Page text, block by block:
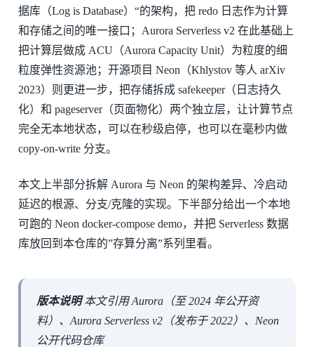
据库（Log is Database）“的架构，把 redo 日志作为计算
和存储之间的唯一接口；Aurora Serverless v2 在此基础上
把计算层做成 ACU（Aurora Capacity Unit）为粒度的细
粒度弹性资源池；开源项目 Neon（Khlystov 等人 arXiv
2023）则更进一步，把存储拆成 safekeeper（日志持久
化）和 pageserver（页面物化）两个独立层，让计算节点
完全无本地状态，可以在秒级启停，也可以在毫秒内做
copy-on-write 分支。
本文上半部分拆解 Aurora 与 Neon 的架构差异、冷启动
延迟的根源、分支/克隆的实现。下半部分给出一个本地
可跑的 Neon docker-compose demo，并把 Serverless 数据
库放回到本仓库的”存算分离”系列里看。
版本说明本文引用 Aurora（至 2024 年公开资
料）、Aurora Serverless v2（发布于 2022）、Neon
公开代码仓库